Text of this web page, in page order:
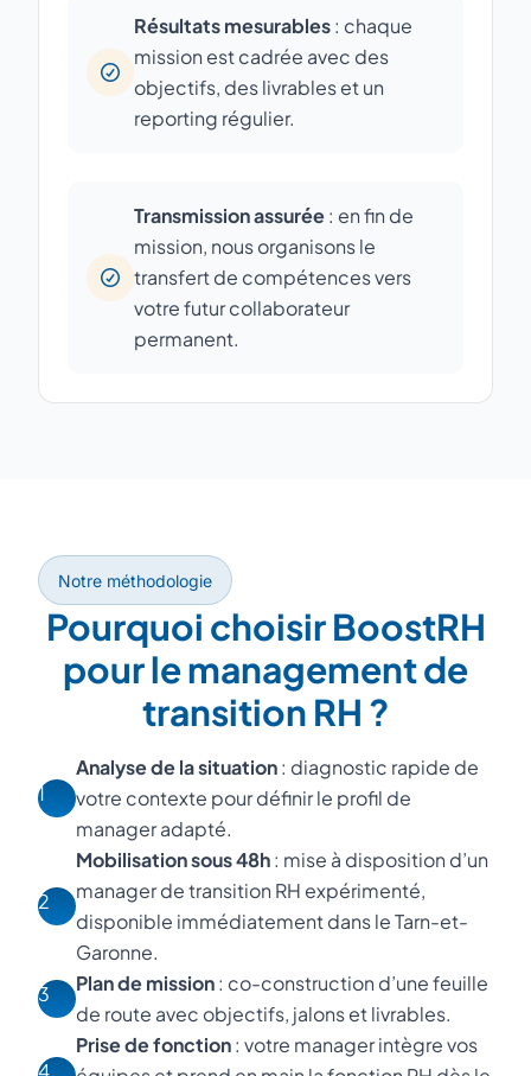
Résultats mesurables: chaque
mission est cadrée avec des
objectifs, des livrables et un
reporting régulier.
Transmission assurée: en fin de
mission, nous organisons le
transfert de compétences vers
votre futur collaborateur
permanent.
Notre méthodologie
Pourquoi choisir BoostRH
pour le management de
transition RH ?
1
Analyse de la situation: diagnostic rapide de
votre contexte pour définir le profil de
manager adapté.
2
Mobilisation sous 48h: mise à disposition d’un
manager de transition RH expérimenté,
disponible immédiatement dans le Tarn-et-
Garonne.
3
Plan de mission: co-construction d’une feuille
de route avec objectifs, jalons et livrables.
4
Prise de fonction: votre manager intègre vos